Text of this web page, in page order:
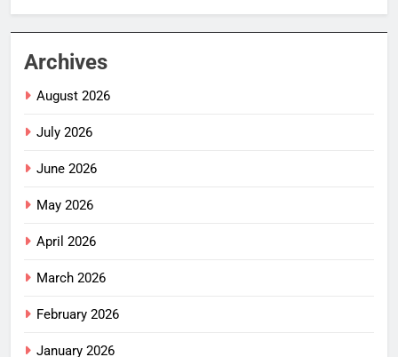
Archives
August 2026
July 2026
June 2026
May 2026
April 2026
March 2026
February 2026
January 2026